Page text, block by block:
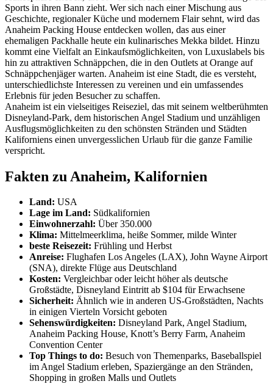
Sports in ihren Bann zieht. Wer sich nach einer Mischung aus
Geschichte, regionaler Küche und modernem Flair sehnt, wird das
Anaheim Packing House entdecken wollen, das aus einer
ehemaligen Packhalle heute ein kulinarisches Mekka bildet. Hinzu
kommt eine Vielfalt an Einkaufsmöglichkeiten, von Luxuslabels bis
hin zu attraktiven Schnäppchen, die in den Outlets at Orange auf
Schnäppchenjäger warten. Anaheim ist eine Stadt, die es versteht,
unterschiedlichste Interessen zu vereinen und ein umfassendes
Erlebnis für jeden Besucher zu schaffen.
Anaheim ist ein vielseitiges Reiseziel, das mit seinem weltberühmten
Disneyland-Park, dem historischen Angel Stadium und unzähligen
Ausflugsmöglichkeiten zu den schönsten Stränden und Städten
Kaliforniens einen unvergesslichen Urlaub für die ganze Familie
verspricht.
Fakten zu Anaheim, Kalifornien
Land: USA
Lage im Land: Südkalifornien
Einwohnerzahl: Über 350.000
Klima: Mittelmeerklima, heiße Sommer, milde Winter
beste Reisezeit: Frühling und Herbst
Anreise: Flughafen Los Angeles (LAX), John Wayne Airport
(SNA), direkte Flüge aus Deutschland
Kosten: Vergleichbar oder leicht höher als deutsche
Großstädte, Disneyland Eintritt ab $104 für Erwachsene
Sicherheit: Ähnlich wie in anderen US-Großstädten, Nachts
in einigen Vierteln Vorsicht geboten
Sehenswürdigkeiten: Disneyland Park, Angel Stadium,
Anaheim Packing House, Knott’s Berry Farm, Anaheim
Convention Center
Top Things to do: Besuch von Themenparks, Baseballspiel
im Angel Stadium erleben, Spaziergänge an den Stränden,
Shopping in großen Malls und Outlets